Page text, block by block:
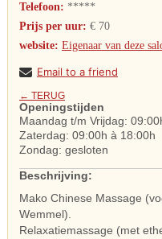
Telefoon: *****
Prijs per uur: € 70
website: Eigenaar van deze
Email to a friend
← TERUG
Openingstijden
Maandag t/m Vrijdag:
Zaterdag: 09:00h à 18:00h
Zondag: gesloten
Beschrijving:
Mako Chinese Massage
Wemmel).
Relaxatiemassage (met